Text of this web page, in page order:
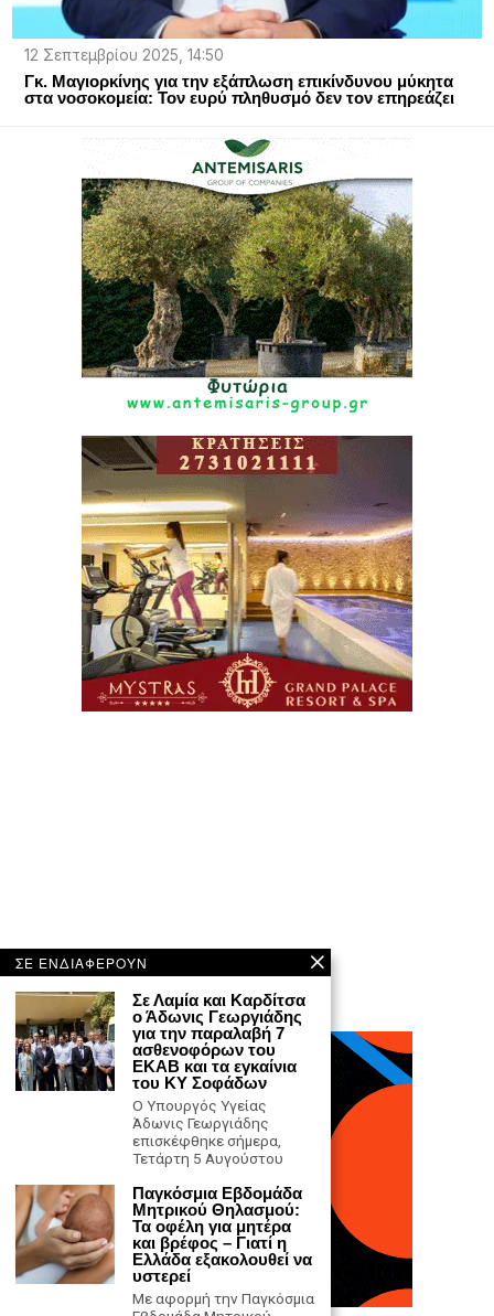
12 Σεπτεμβρίου 2025, 14:50
Γκ. Μαγιορκίνης για την εξάπλωση επικίνδυνου μύκητα
στα νοσοκομεία: Τον ευρύ πληθυσμό δεν τον επηρεάζει
ΣΕ ΕΝΔΙΑΦΕΡΟΥΝ
Σε Λαμία και Καρδίτσα
ο Άδωνις Γεωργιάδης
για την παραλαβή 7
ασθενοφόρων του
ΕΚΑΒ και τα εγκαίνια
του ΚΥ Σοφάδων
Ο Υπουργός Υγείας
Άδωνις Γεωργιάδης
επισκέφθηκε σήμερα,
Τετάρτη 5 Αυγούστου
Παγκόσμια Εβδομάδα
Μητρικού Θηλασμού:
Τα οφέλη για μητέρα
και βρέφος – Γιατί η
Ελλάδα εξακολουθεί να
υστερεί
Με αφορμή την Παγκόσμια